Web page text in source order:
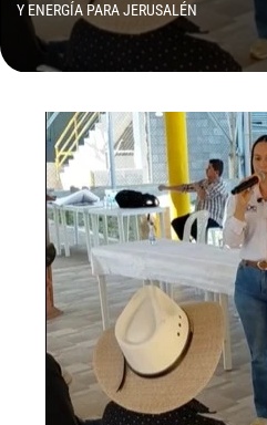
Y ENERGÍA PARA JERUSALÉN